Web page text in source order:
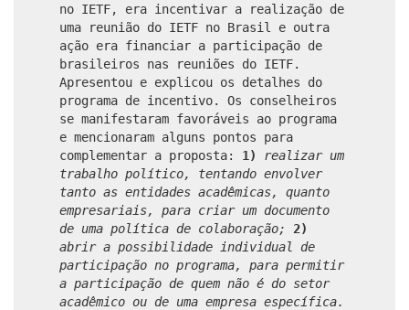
no IETF, era incentivar a realização de
uma reunião do IETF no Brasil e outra
ação era financiar a participação de
brasileiros nas reuniões do IETF.
Apresentou e explicou os detalhes do
programa de incentivo. Os conselheiros
se manifestaram favoráveis ao programa
e mencionaram alguns pontos para
complementar a proposta: 1)
realizar um
trabalho político, tentando envolver
tanto as entidades acadêmicas, quanto
empresariais, para criar um documento
de uma política de colaboração; 2)
abrir a possibilidade individual de
participação no programa, para permitir
a participação de quem não é do setor
acadêmico ou de uma empresa específica.